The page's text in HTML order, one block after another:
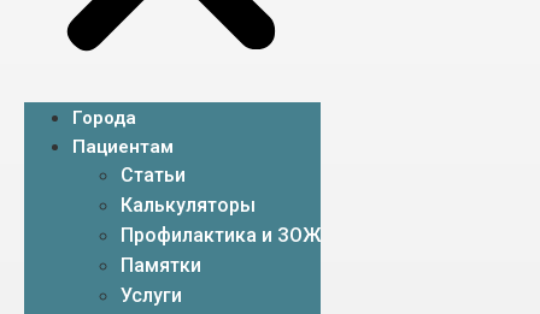
Города
Пациентам
Статьи
Калькуляторы
Профилактика и ЗОЖ
Памятки
Услуги